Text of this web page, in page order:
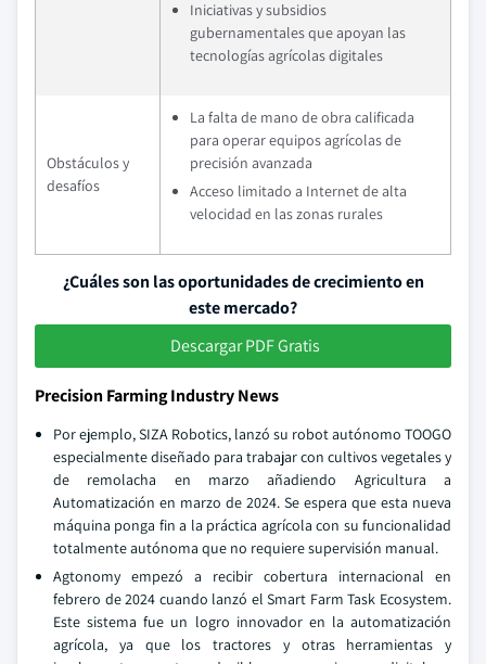
Iniciativas y subsidios
gubernamentales que apoyan las
tecnologías agrícolas digitales
Obstáculos y
desafíos
La falta de mano de obra calificada
para operar equipos agrícolas de
precisión avanzada
Acceso limitado a Internet de alta
velocidad en las zonas rurales
¿Cuáles son las oportunidades de crecimiento en
este mercado?
Descargar PDF Gratis
Precision Farming Industry News
Por ejemplo, SIZA Robotics, lanzó su robot autónomo TOOGO
especialmente diseñado para trabajar con cultivos vegetales y
de remolacha en marzo añadiendo Agricultura a
Automatización en marzo de 2024. Se espera que esta nueva
máquina ponga fin a la práctica agrícola con su funcionalidad
totalmente autónoma que no requiere supervisión manual.
Agtonomy empezó a recibir cobertura internacional en
febrero de 2024 cuando lanzó el Smart Farm Task Ecosystem.
Este sistema fue un logro innovador en la automatización
agrícola, ya que los tractores y otras herramientas y